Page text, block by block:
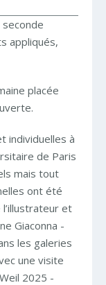
appliqués,
placée
individuelles à
de Paris
mais tout
ont été
et
Giaconna -
les galeries
une visite
2025 -